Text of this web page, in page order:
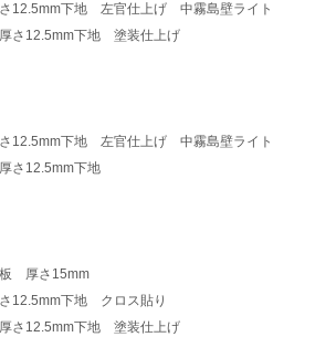
12.5mm下地 左官仕上げ 中霧島壁ライト
さ12.5mm下地 塗装仕上げ
12.5mm下地 左官仕上げ 中霧島壁ライト
さ12.5mm下地
厚さ15mm
12.5mm下地 クロス貼り
さ12.5mm下地 塗装仕上げ